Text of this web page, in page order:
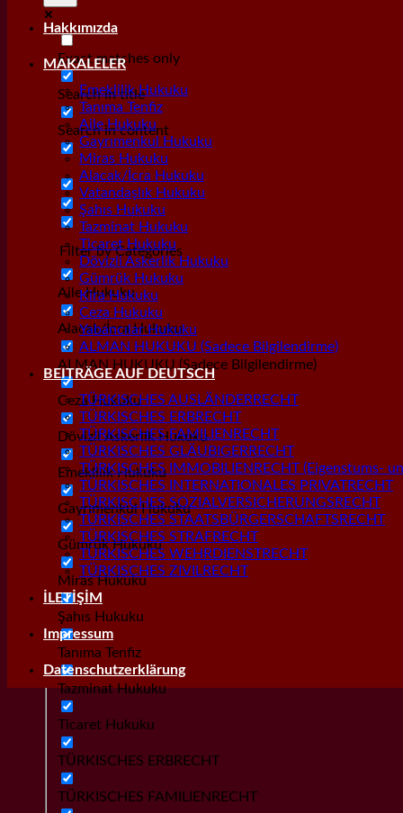
Exact matches only
Search in title
Search in content
Filter by Categories
Aile Hukuku
Alacak/İcra Hukuku
ALMAN HUKUKU (Sadece Bilgilendirme)
Ceza Hukuku
Dövizli Askerlik Hukuku
Emeklilik Hukuku
Gayrımenkul Hukuku
Gümrük Hukuku
Miras Hukuku
Şahıs Hukuku
Tanıma Tenfiz
Tazminat Hukuku
Ticaret Hukuku
TÜRKISCHES ERBRECHT
TÜRKISCHES FAMILIENRECHT
Hakkımızda
MAKALELER
Emeklilik Hukuku
Tanıma Tenfiz
Aile Hukuku
Gayrımenkul Hukuku
Miras Hukuku
Alacak/İcra Hukuku
Vatandaşlık Hukuku
Şahıs Hukuku
Tazminat Hukuku
Ticaret Hukuku
Dövizli Askerlik Hukuku
Gümrük Hukuku
Kira Hukuku
Ceza Hukuku
Yabancılar Hukuku
ALMAN HUKUKU (Sadece Bilgilendirme)
BEITRÄGE AUF DEUTSCH
TÜRKISCHES AUSLÄNDERRECHT
TÜRKISCHES ERBRECHT
TÜRKISCHES FAMILIENRECHT
TÜRKISCHES GLÄUBIGERRECHT
TÜRKISCHES IMMOBILIENRECHT (Eigenstums-
TÜRKISCHES INTERNATIONALES PRIVATRECHT
TÜRKISCHES SOZIALVERSICHERUNGSRECHT
TÜRKISCHES STAATSBÜRGERSCHAFTSRECHT
TÜRKISCHES STRAFRECHT
TÜRKISCHES WEHRDIENSTRECHT
TÜRKISCHES ZIVILRECHT
İLETİŞİM
Impressum
Datenschutzerklärung